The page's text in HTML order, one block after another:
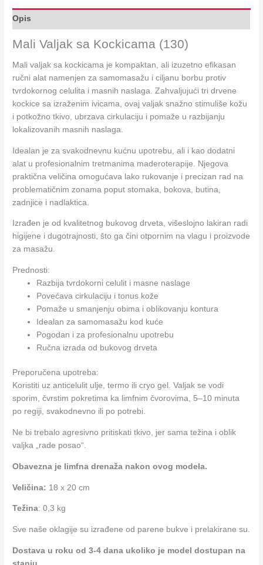
Opis
Mali Valjak sa Kockicama (130)
Mali valjak sa kockicama je kompaktan, ali izuzetno efikasan
ručni alat namenjen za samomasažu i ciljanu borbu protiv
tvrdokornog celulita i masnih naslaga. Zahvaljujući tri drvene
kockice sa izraženim ivicama, ovaj valjak snažno stimuliše kožu
i potkožno tkivo, ubrzava cirkulaciju i pomaže u razbijanju
lokalizovanih masnih naslaga.
Idealan je za svakodnevnu kućnu upotrebu, ali i kao dodatni
alat u profesionalnim tretmanima maderoterapije. Njegova
praktična veličina omogućava lako rukovanje i precizan rad na
problematičnim zonama poput stomaka, bokova, butina,
zadnjice i nadlaktica.
Izrađen je od kvalitetnog bukovog drveta, višeslojno lakiran radi
higijene i dugotrajnosti, što ga čini otpornim na vlagu i proizvode
za masažu.
Prednosti:
Razbija tvrdokorni celulit i masne naslage
Povećava cirkulaciju i tonus kože
Pomaže u smanjenju obima i oblikovanju kontura
Idealan za samomasažu kod kuće
Pogodan i za profesionalnu upotrebu
Ručna izrada od bukovog drveta
Preporučena upotreba:
Koristiti uz anticelulit ulje, termo ili cryo gel. Valjak se vodi
sporim, čvrstim pokretima ka limfnim čvorovima, 5–10 minuta
po regiji, svakodnevno ili po potrebi.
Ne bi trebalo agresivno pritiskati tkivo, jer sama težina i oblik
valjka „rade posao“.
Obavezna je limfna drenaža nakon ovog modela.
Veličina: 18 x 20 cm
Težina: 0,3 kg
Sve naše oklagije su izrađene od parene bukve i prelakirane su.
Dostava u roku od 3-4 dana ukoliko je model dostupan na